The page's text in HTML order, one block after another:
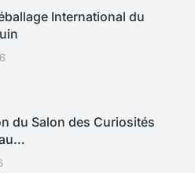
International du
du Salon des Curiosités